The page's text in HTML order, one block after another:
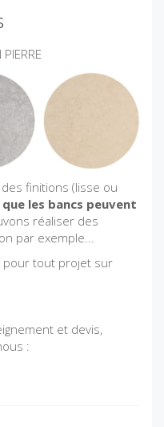
finitions (lisse ou
les bancs peuvent
réaliser des
par exemple...
pour tout projet sur
et devis,
: